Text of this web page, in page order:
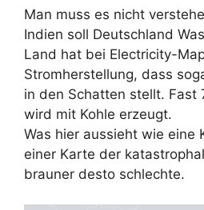
Man muss es nicht
Indien soll Deutschland
Land hat bei Electricity-
Stromherstellung, dass
in den Schatten stellt. Fast
wird mit Kohle erzeugt.
Was hier aussieht wie eine
einer Karte der
brauner desto schlechte.